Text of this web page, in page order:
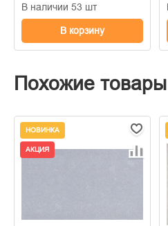
В наличии 53 шт
В корзину
Похожие товары
НОВИНКА
АКЦИЯ